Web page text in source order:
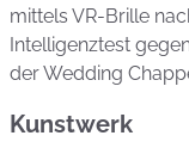
mittels VR-Brille
Intelligenztest
der Wedding
Kunstwerk